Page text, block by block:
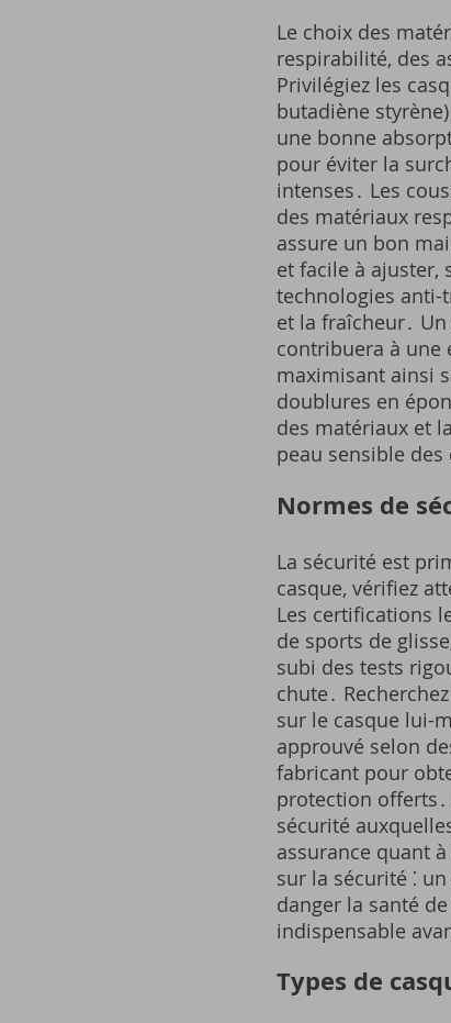
Le choix des
respirabilité, des
Privilégiez les
butadiène
une bonne
pour éviter la
intenses․ Les
des matériaux
assure un bon
et facile à ajuster,
technologies anti-
et la fraîcheur․
contribuera à une
maximisant ainsi
doublures en
des matériaux et
peau sensible des
Normes de
La sécurité est
casque, vérifiez
Les certifications
de sports de
subi des tests
chute․
sur le casque lui-
approuvé selon
fabricant pour
protection
sécurité
assurance quant
sur la sécurité ⁚
danger la santé
indispensable
Types de